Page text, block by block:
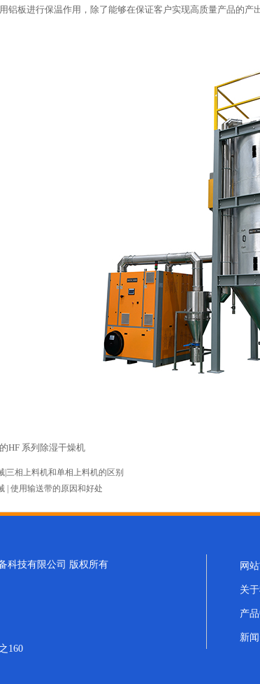
铝板进行保温作用，除了能够在保证客户实现高质量产品的产
HF 系列除湿干燥机
|三相上料机和单相上料机的区别
| 使用输送带的原因和好处
科技有限公司 版权所有
160
网
关
产
新